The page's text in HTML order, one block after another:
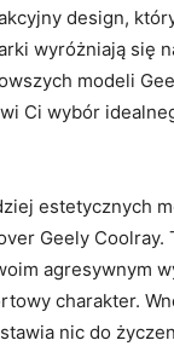
design,
wyróżniają się
modeli
Ci wybór
estetycznych
Geely Coolray.
agresywnym
charakter.
nic do